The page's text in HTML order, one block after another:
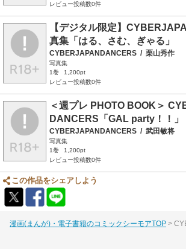
レビュー投稿数0件
【デジタル限定】
真集「はる、さむ、ぎゃる」
CYBERJAPANDANCERS / 栗山秀作
写真集
1巻
1,200pt
レビュー投稿数0件
＜週プレ PHOTO BOOK＞
DANCERS「GAL party！！」
CYBERJAPANDANCERS / 武田敏将
写真集
1巻
1,200pt
レビュー投稿数0件
この作品をシェアしよう
漫画(まんが)・電子書籍のコミックシーモアTOP